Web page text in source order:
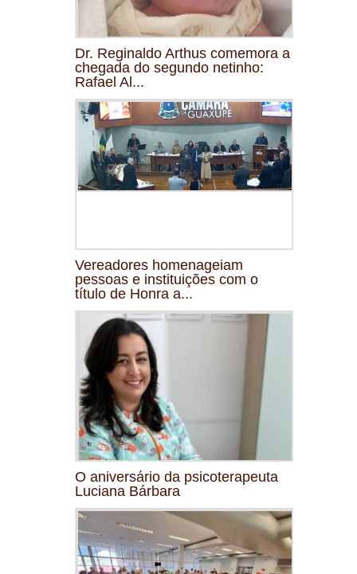
Dr. Reginaldo Arthus comemora a
chegada do segundo netinho:
Rafael Al...
Vereadores homenageiam
pessoas e instituições com o
título de Honra a...
O aniversário da psicoterapeuta
Luciana Bárbara